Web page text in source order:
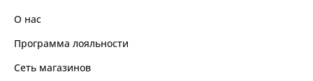
О нас
Программа лояльности
Сеть магазинов